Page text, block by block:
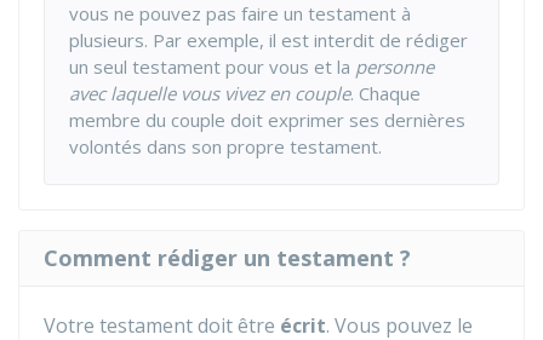
vous ne pouvez pas faire un testament à
plusieurs. Par exemple, il est interdit de rédiger
un seul testament pour vous et la personne
avec laquelle vous vivez en couple. Chaque
membre du couple doit exprimer ses dernières
volontés dans son propre testament.
Comment rédiger un testament ?
Votre testament doit être écrit. Vous pouvez le